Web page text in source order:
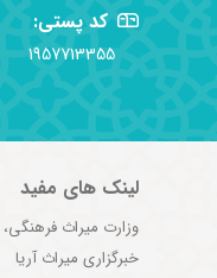
کد پستی:
1957713355
لینک های مفید
وزارت میراث
خبرگزاری میراث آریا